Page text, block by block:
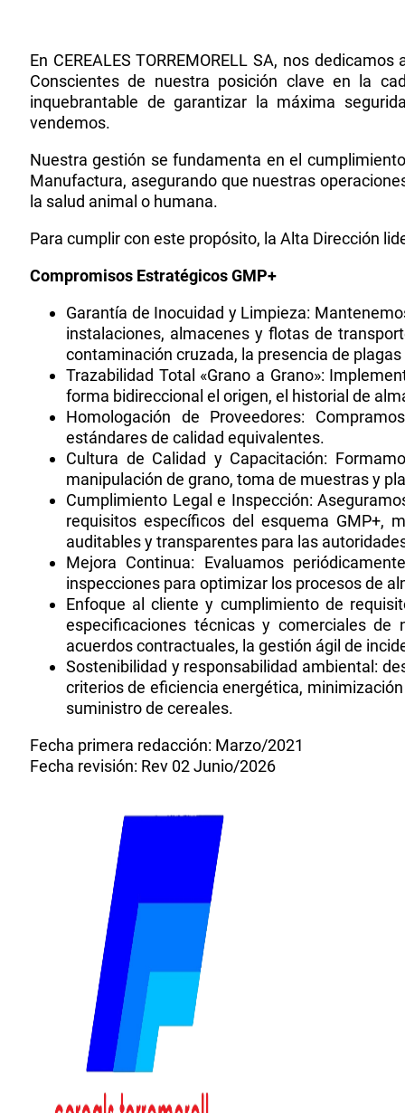
En CEREALES TORREMORELL SA, nos
Conscientes de nuestra posición clave en la
inquebrantable de garantizar la máxima
vendemos.
Nuestra gestión se fundamenta en el
Manufactura, asegurando que nuestras
la salud animal o humana.
Para cumplir con este propósito, la Alta Dirección
Compromisos Estratégicos GMP+
Garantía de Inocuidad y Limpieza:
instalaciones, almacenes y flotas de
contaminación cruzada, la presencia de
Trazabilidad Total «Grano a Grano»:
forma bidireccional el origen, el historial de
Homologación de Proveedores:
estándares de calidad equivalentes.
Cultura de Calidad y Capacitación:
manipulación de grano, toma de muestras y
Cumplimiento Legal e Inspección:
requisitos específicos del esquema GMP+,
auditables y transparentes para las
Mejora Continua: Evaluamos
inspecciones para optimizar los procesos de
Enfoque al cliente y cumplimiento de
especificaciones técnicas y comerciales
acuerdos contractuales, la gestión ágil de
Sostenibilidad y responsabilidad ambiental:
criterios de eficiencia energética,
suministro de cereales.
Fecha primera redacción: Marzo/2021
Fecha revisión: Rev 02 Junio/2026